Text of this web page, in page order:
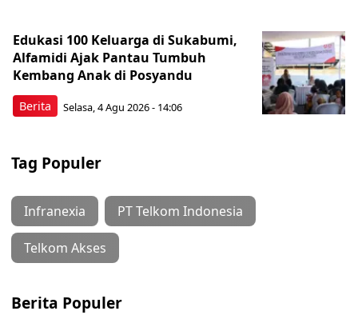
Berita
Edukasi 100 Keluarga di Sukabumi,
Alfamidi Ajak Pantau Tumbuh
Kembang Anak di Posyandu
Selasa, 4 Agu 2026 - 14:06
Tag Populer
Infranexia PT Telkom Indonesia
Telkom Akses
Berita Populer